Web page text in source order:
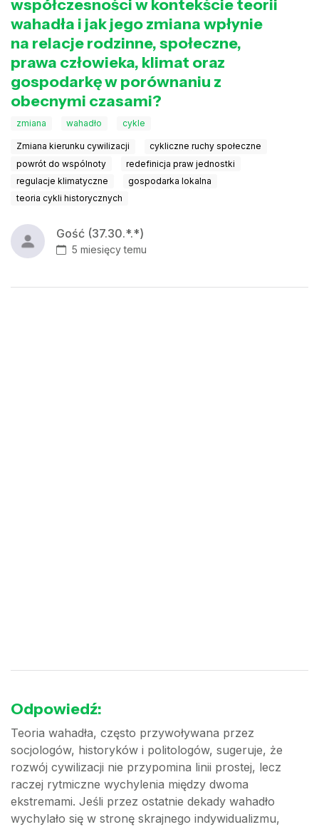
współczesności w kontekście teorii
wahadła i jak jego zmiana wpłynie
na relacje rodzinne, społeczne,
prawa człowieka, klimat oraz
gospodarkę w porównaniu z
obecnymi czasami?
zmiana wahadło cykle
Zmiana kierunku cywilizacji
cykliczne ruchy społeczne
powrót do wspólnoty
redefinicja praw jednostki
regulacje klimatyczne
gospodarka lokalna
teoria cykli historycznych
Gość (37.30.*.*)
5 miesięcy temu
Odpowiedź:
Teoria wahadła, często przywoływana przez
socjologów, historyków i politologów, sugeruje, że
rozwój cywilizacji nie przypomina linii prostej, lecz
raczej rytmiczne wychylenia między dwoma
ekstremami. Jeśli przez ostatnie dekady wahadło
wychylało się w stronę skrajnego indywidualizmu,